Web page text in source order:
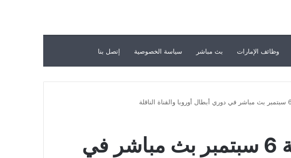
وظائف الإمارات بث مباشر سياسة الخصوصية إتصل بنا
موعد مباراة مانشستر سيتي وإشبيلية 6 سبتمبر بث مباشر في